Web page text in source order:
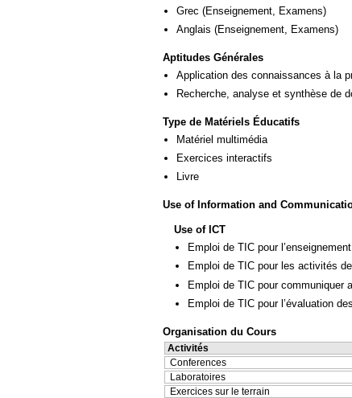
Grec (Enseignement, Examens)
Anglais (Enseignement, Examens)
Aptitudes Générales
Application des connaissances à la
Recherche, analyse et synthèse de
Type de Matériels Éducatifs
Matériel multimédia
Exercices interactifs
Livre
Use of Information and
Use of ICT
Emploi de TIC pour l’enseignement
Emploi de TIC pour les activités
Emploi de TIC pour communiquer
Emploi de TIC pour l’évaluation
Organisation du Cours
Activités
Conferences
Laboratoires
Exercices sur le terrain